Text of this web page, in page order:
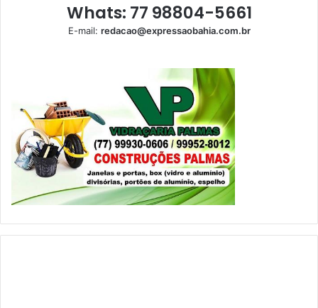
Whats: 77 98804-5661
E-mail: redacao@expressaobahia.com.br